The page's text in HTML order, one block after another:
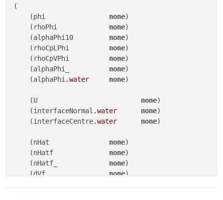
(
none)
none)
none)
none)
none)
none)
    (alphaPhi
.water none)
none)
    (interfaceNormal
.water none)
    (interfaceCentre
.water none)
none)
none)
none)
none)